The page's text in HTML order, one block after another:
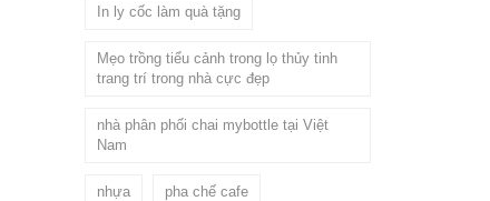
In ly cốc làm quà tặng
Mẹo trồng tiểu cảnh trong lọ thủy tinh
trang trí trong nhà cực đẹp
nhà phân phối chai mybottle tại Việt
Nam
nhựa pha chế cafe